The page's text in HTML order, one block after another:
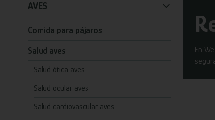
AVES
Comida para pájaros
Salud aves
Salud ótica aves
Salud ocular aves
Salud cardiovascular aves
En